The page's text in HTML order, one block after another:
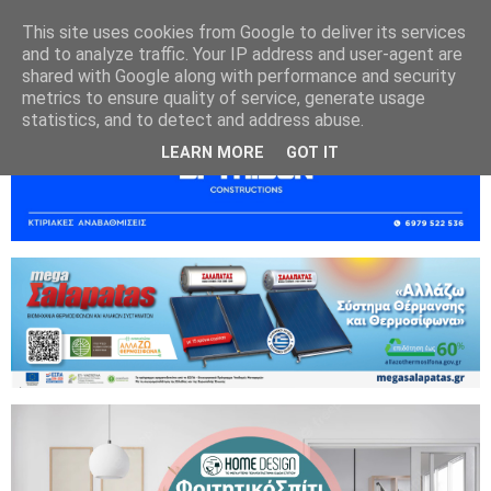
This site uses cookies from Google to deliver its services
and to analyze traffic. Your IP address and user-agent are
shared with Google along with performance and security
metrics to ensure quality of service, generate usage
statistics, and to detect and address abuse.
LEARN MORE GOT IT